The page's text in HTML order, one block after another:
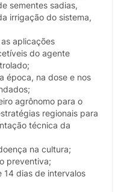
sementes sadias,
irrigação do sistema,
aplicações
do agente
época, na dose e nos
agrônomo para o
regionais para
técnica da
na cultura;
preventiva;
14 dias de intervalos